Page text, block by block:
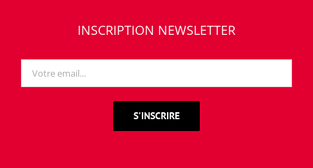
INSCRIPTION NEWSLETTER